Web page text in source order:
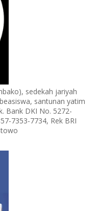
sedekah jariyah
santunan yatim
Bank DKI No. 5272-
7353-7734, Rek BRI